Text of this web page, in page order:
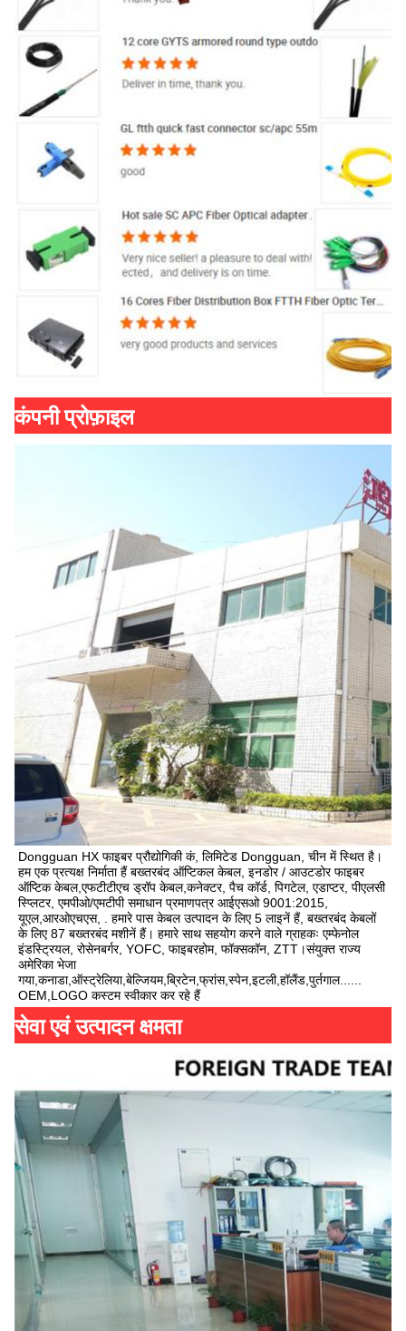
कंपनी प्रोफ़ाइल
Dongguan HX फाइबर प्रौद्योगिकी कं, लिमिटेड Dongguan, चीन में स्थित है।
हम एक प्रत्यक्ष निर्माता हैं बख्तरबंद ऑप्टिकल केबल, इनडोर / आउटडोर फाइबर
ऑप्टिक केबल,एफटीटीएच ड्रॉप केबल,कनेक्टर, पैच कॉर्ड, पिगटेल, एडाप्टर, पीएलसी
स्प्लिटर, एमपीओ/एमटीपी समाधान प्रमाणपत्र आईएसओ 9001:2015,
यूएल,आरओएचएस, . हमारे पास केबल उत्पादन के लिए 5 लाइनें हैं, बख्तरबंद केबलों
के लिए 87 बख्तरबंद मशीनें हैं। हमारे साथ सहयोग करने वाले ग्राहकः एम्फेनोल
इंडस्ट्रियल, रोसेनबर्गर, YOFC, फाइबरहोम, फॉक्सकॉन, ZTT।संयुक्त राज्य
अमेरिका भेजा
गया,कनाडा,ऑस्ट्रेलिया,बेल्जियम,ब्रिटेन,फ्रांस,स्पेन,इटली,हॉलैंड,पुर्तगाल......
OEM,LOGO कस्टम स्वीकार कर रहे हैं
सेवा एवं उत्पादन क्षमता